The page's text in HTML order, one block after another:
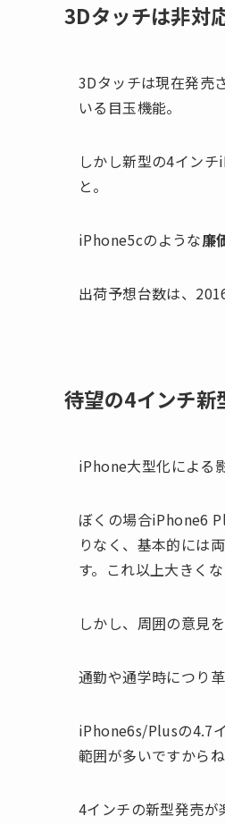
3Dタッチは非対
3Dタッチは現在発売
いる目玉機能。
しかし新型の4イン
と。
iPhone5cのような廉
出荷予想台数は、
待望の4インチ新
iPhone大型化による
ぼくの場合iPhone6
りなく、基本的には
す。これ以上大きく
しかし、周囲の意見
通勤や通学時につり
iPhone6s/Plusの4.7
範囲が多いですからね
4インチの新型発売が